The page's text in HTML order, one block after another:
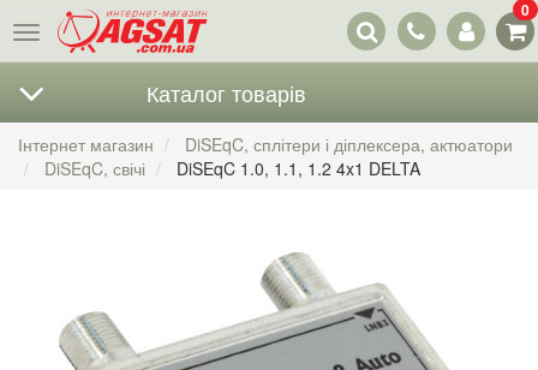
Меню
Наші
контакти
0
Каталог товарів
Інтернет магазин
DiSEqC, сплітери і діплексера, актюатори
DiSEqC, свічі
DiSEqC 1.0, 1.1, 1.2 4x1 DELTA